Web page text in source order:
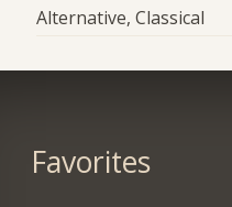
Alternative, Classical
Favorites